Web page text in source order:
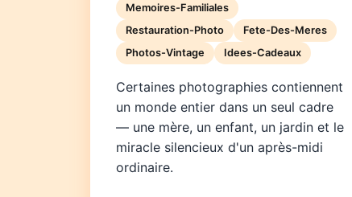
Memoires-Familiales
Restauration-Photo
Fete-Des-Meres
Photos-Vintage
Idees-Cadeaux
Certaines photographies contiennent
un monde entier dans un seul cadre
— une mère, un enfant, un jardin et le
miracle silencieux d'un après-midi
ordinaire.